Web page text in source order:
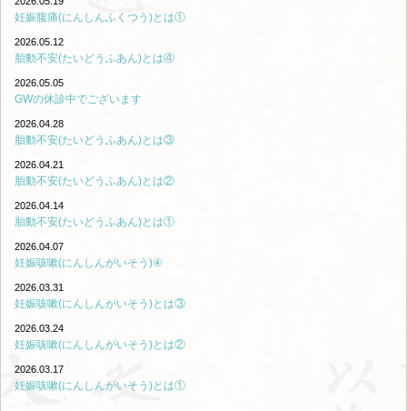
妊娠腹痛(にんしんふくつう)とは①
2026.05.12
胎動不安(たいどうふあん)とは④
2026.05.05
GWの休診中でございます
2026.04.28
胎動不安(たいどうふあん)とは③
2026.04.21
胎動不安(たいどうふあん)とは②
2026.04.14
胎動不安(たいどうふあん)とは①
2026.04.07
妊娠咳嗽(にんしんがいそう)④
2026.03.31
妊娠咳嗽(にんしんがいそう)とは③
2026.03.24
妊娠咳嗽(にんしんがいそう)とは②
2026.03.17
妊娠咳嗽(にんしんがいそう)とは①